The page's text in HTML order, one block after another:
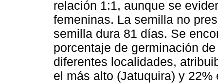
relación 1:1, aunque se
femeninas. La semilla no
semilla dura 81 días. Se
porcentaje de germinación
diferentes localidades,
el más alto (Jatuquira) y